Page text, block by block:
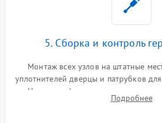
5. Сборка и контроль
Монтаж всех узлов на штатные
уплотнителей дверцы и патрубков
Надежная фиксация хомутов
сборка корпуса и установка
Подробнее